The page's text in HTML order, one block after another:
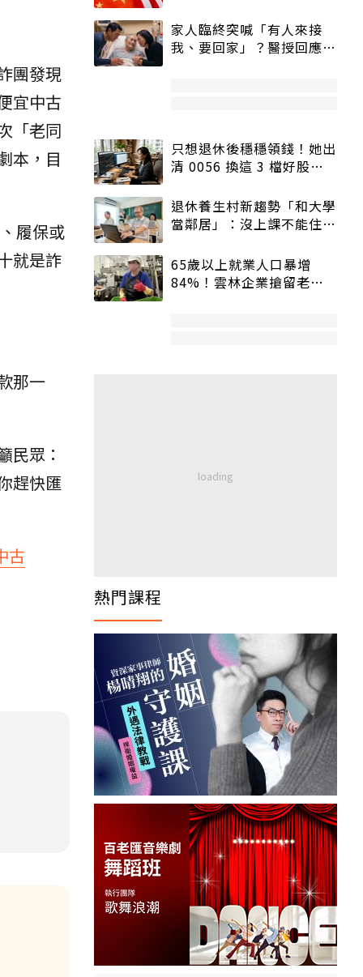
團發現
宜中古
「老同
本，目
履保或
就是詐
那一
民眾：
趕快匯
古
家人臨終突喊「有人來接
我、要回家」？醫授回應方
只想退休後穩穩領錢！她出
清 0056 換這 3 檔好股：
退休養生村新趨勢「和大學
當鄰居」：沒上課不能住、
65歲以上就業人口暴增
84%！雲林企業搶留老員
熱門課程